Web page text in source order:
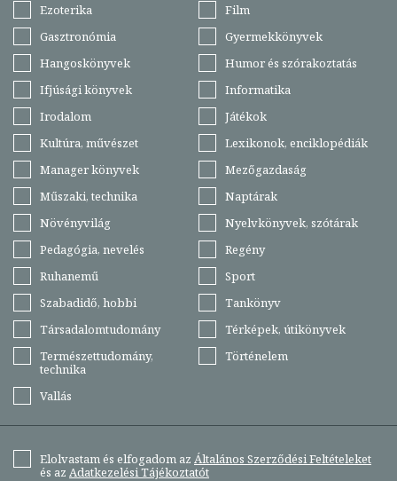
Ezoterika
Film
Gasztronómia
Gyermekkönyvek
Hangoskönyvek
Humor és szórakoztatás
Ifjúsági könyvek
Informatika
Irodalom
Játékok
Kultúra, művészet
Lexikonok, enciklopédiák
Manager könyvek
Mezőgazdaság
Műszaki, technika
Naptárak
Növényvilág
Nyelvkönyvek, szótárak
Pedagógia, nevelés
Regény
Ruhanemű
Sport
Szabadidő, hobbi
Tankönyv
Társadalomtudomány
Térképek, útikönyvek
Természettudomány,
technika
Történelem
Vallás
Elolvastam és elfogadom az Általános Szerződési Feltételeket
és az Adatkezelési Tájékoztatót